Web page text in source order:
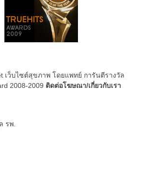
เว็บไซต์สุขภาพ โดยแพทย์ การันตีรางวัล
2008-2009 ติดต่อโฆษณา/เกี่ยวกับเรา
รพ.